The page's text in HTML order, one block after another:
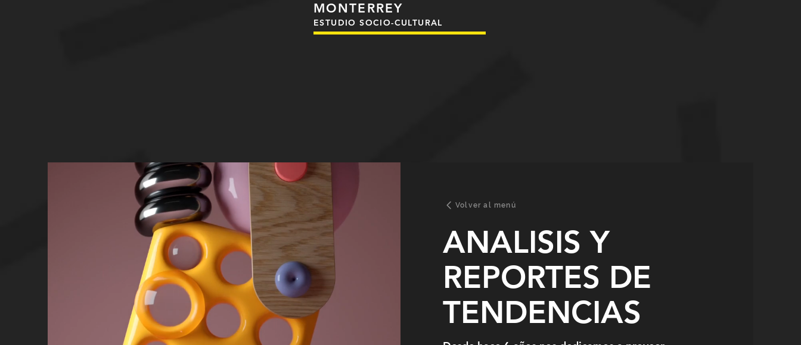
MONTERREY
ESTUDIO SOCIO-CULTURAL
Volver al menú
ANALISIS Y
REPORTES DE
TENDENCIAS